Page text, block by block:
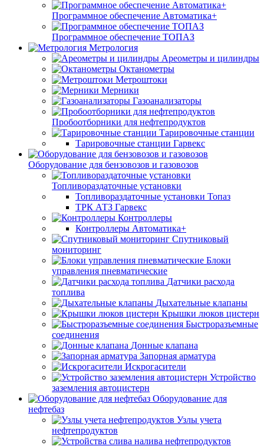
Программное обеспечение Автоматика+
Программное обеспечение ТОПАЗ
Метрология
Ареометры и цилиндры
Октанометры
Метроштоки
Мерники
Газоанализаторы
Пробоотборники для нефтепродуктов
Тарировочные станции
Тарировочные станции Гарвекс
Оборудование для бензовозов и газовозов
Топливораздаточные установки
Топливораздаточные установки Топаз
ТРК АТЗ Гарвекс
Контроллеры
Контроллеры Автоматика+
Спутниковый
мониторинг
Блоки
управления пневматические
Датчики расхода
топлива
Дыхательные клапаны
Крышки люков цистерн
Быстроразъемные
соединения
Донные клапана
Запорная арматура
Искрогасители
Устройство
заземления автоцистерн
Оборудование для
нефтебаз
Узлы учета
нефтепродуктов